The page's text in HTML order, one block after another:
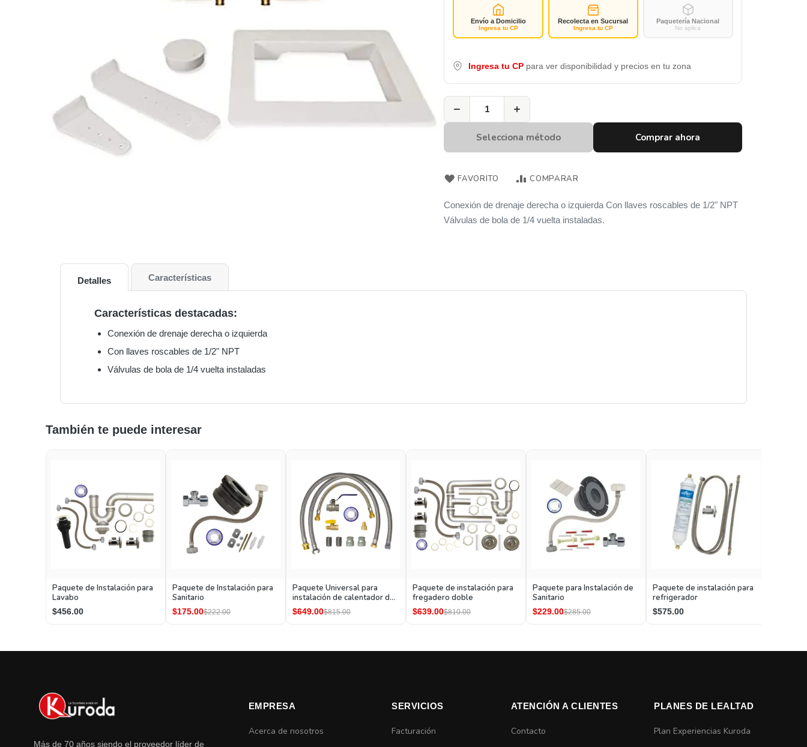
Envío a Domicilio
Ingresa tu CP
Recolecta en Sucursal
Ingresa tu CP
Paquetería Nacional
No aplica
Ingresa tu CP para ver disponibilidad y precios en tu zona
− +
Selecciona método Comprar ahora
FAVORITO COMPARAR
Conexión de drenaje derecha o izquierda Con llaves roscables de 1/2" NPT
Válvulas de bola de 1/4 vuelta instaladas.
Detalles
Características destacadas:
Conexión de drenaje derecha o izquierda
Con llaves roscables de 1/2" NPT
Válvulas de bola de 1/4 vuelta instaladas
Características
También te puede interesar
Paquete de Instalación para
Lavabo
$456.00
Paquete de Instalación para
Sanitario
$175.00$222.00
Paquete Universal para
instalación de calentador de
agua instantáneo
$649.00$815.00
Paquete de instalación para
fregadero doble
$639.00$810.00
Paquete para Instalación de
Sanitario
$229.00$285.00
Paquete de instalación para
refrigerador
$575.00
Más de 70 años siendo el proveedor líder de
EMPRESA
Acerca de nosotros
SERVICIOS
Facturación
ATENCIÓN A CLIENTES
Contacto
PLANES DE LEALTAD
Plan Experiencias Kuroda